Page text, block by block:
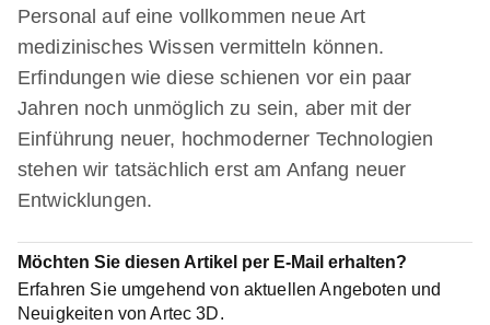
Personal auf eine vollkommen neue Art
medizinisches Wissen vermitteln können.
Erfindungen wie diese schienen vor ein paar
Jahren noch unmöglich zu sein, aber mit der
Einführung neuer, hochmoderner Technologien
stehen wir tatsächlich erst am Anfang neuer
Entwicklungen.
Möchten Sie diesen Artikel per E-Mail erhalten?
Erfahren Sie umgehend von aktuellen Angeboten und
Neuigkeiten von Artec 3D.